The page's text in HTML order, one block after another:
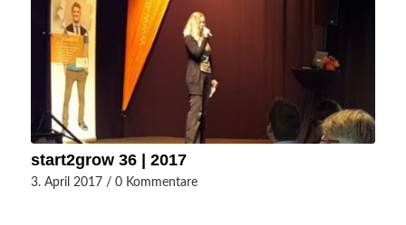
start2grow 36 | 2017
3. April 2017 / 0 Kommentare